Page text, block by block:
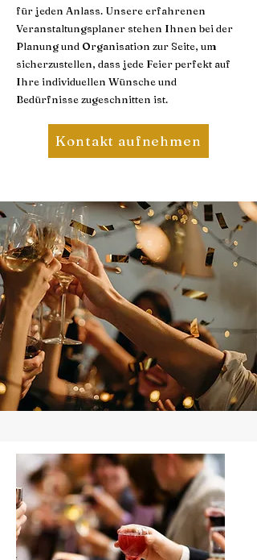
für jeden Anlass. Unsere erfahrenen
Veranstaltungsplaner stehen Ihnen bei der
Planung und Organisation zur Seite, um
sicherzustellen, dass jede Feier perfekt auf
Ihre individuellen Wünsche und
Bedürfnisse zugeschnitten ist.
Kontakt aufnehmen